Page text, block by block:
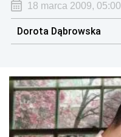
18 marca 2009, 05:00
Dorota Dąbrowska